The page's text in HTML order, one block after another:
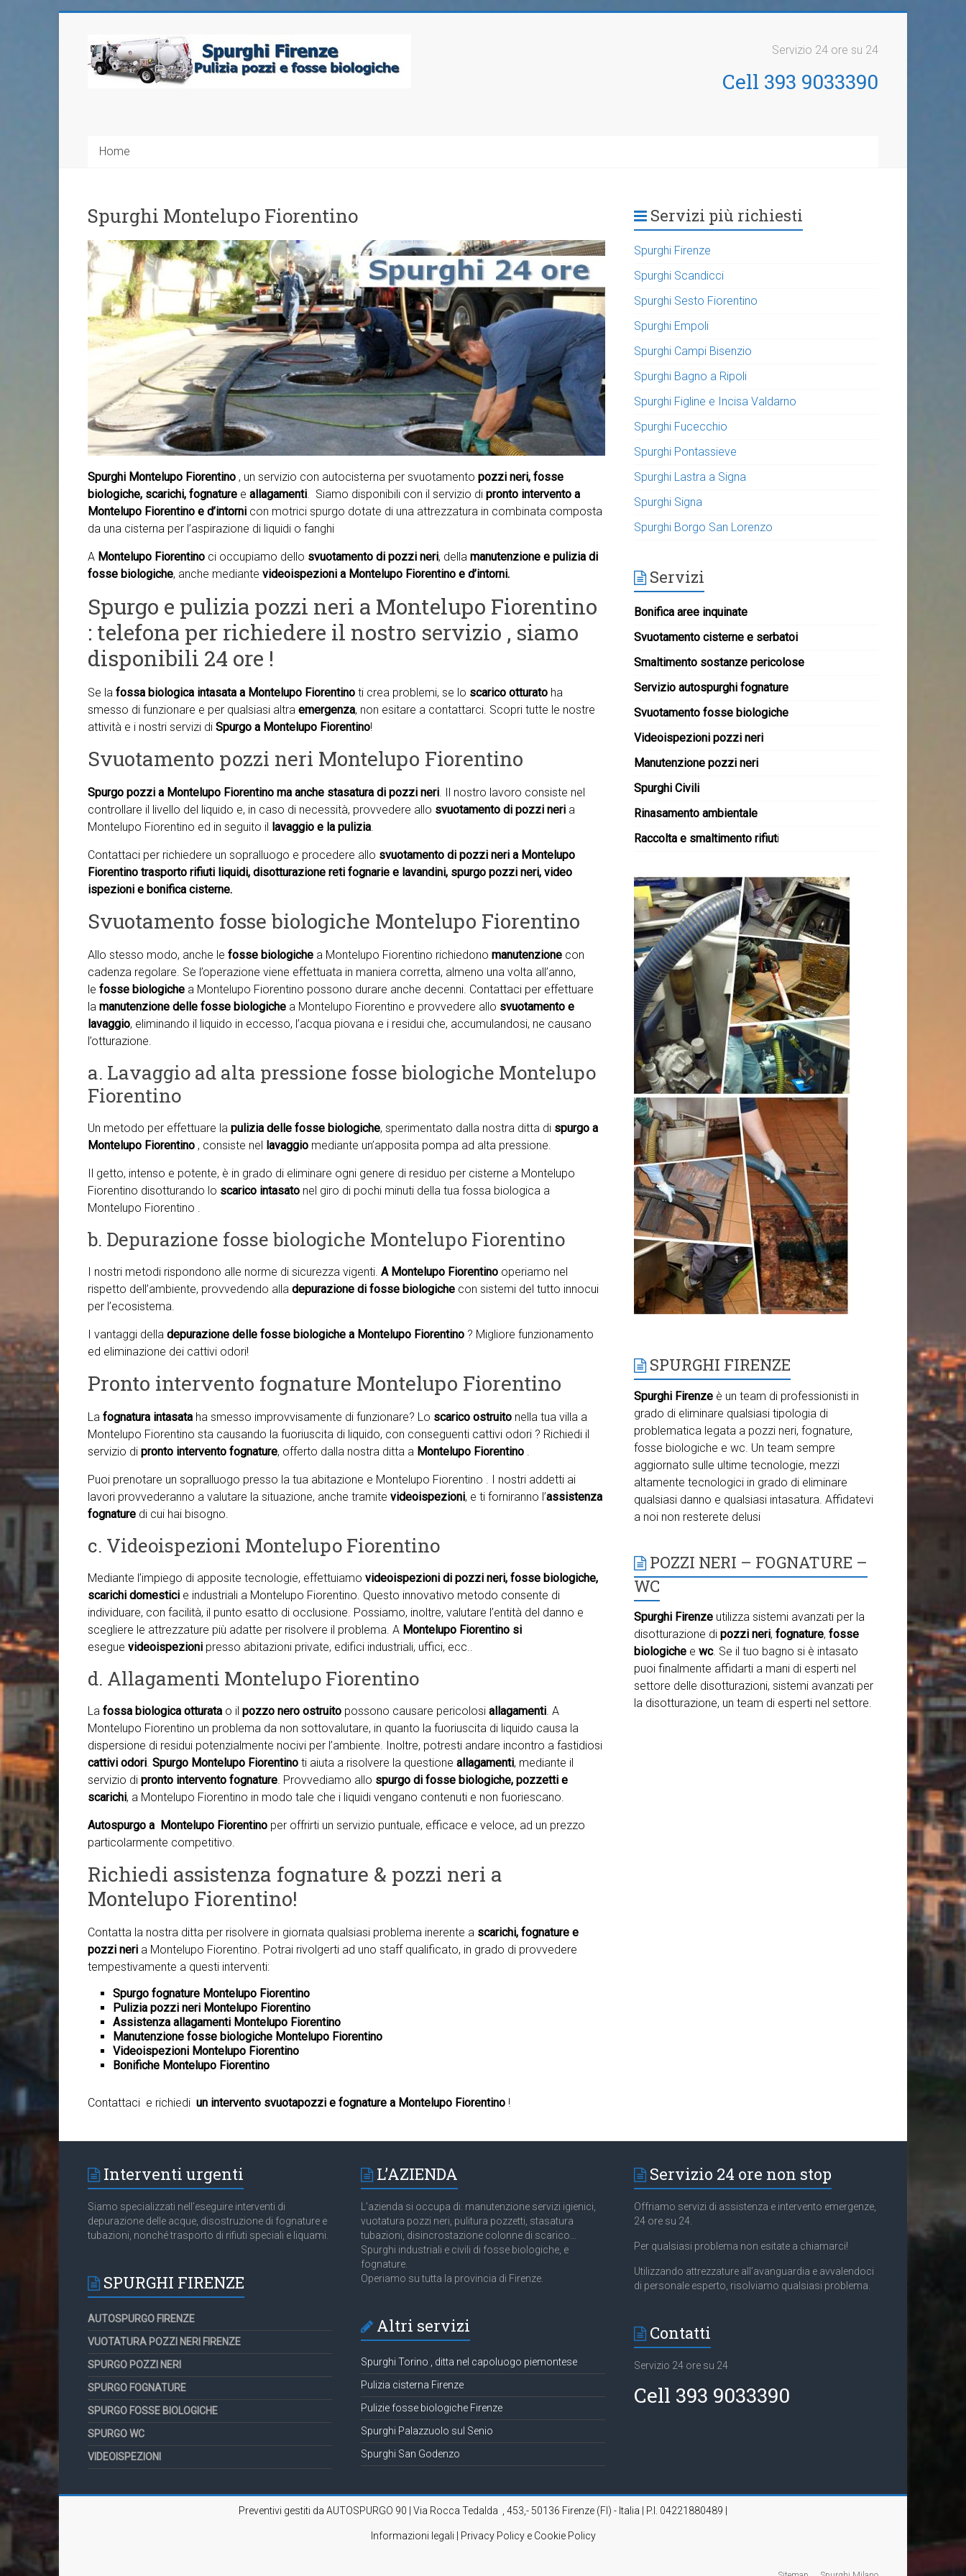
Servizio 24 ore su 24
Cell 393 9033390
Home
Spurghi Montelupo Fiorentino
Spurghi Montelupo Fiorentino , un servizio con autocisterna per svuotamento pozzi neri, fosse
biologiche, scarichi, fognature e allagamenti. Siamo disponibili con il servizio di pronto intervento a
Montelupo Fiorentino e d’intorni con motrici spurgo dotate di una attrezzatura in combinata composta
da una cisterna per l’aspirazione di liquidi o fanghi
A Montelupo Fiorentino ci occupiamo dello svuotamento di pozzi neri, della manutenzione e pulizia di
fosse biologiche, anche mediante videoispezioni a Montelupo Fiorentino e d’intorni.
Spurgo e pulizia pozzi neri a Montelupo Fiorentino
: telefona per richiedere il nostro servizio , siamo
disponibili 24 ore !
Se la fossa biologica intasata a Montelupo Fiorentino ti crea problemi, se lo scarico otturato ha
smesso di funzionare e per qualsiasi altra emergenza, non esitare a contattarci. Scopri tutte le nostre
attività e i nostri servizi di Spurgo a Montelupo Fiorentino!
Svuotamento pozzi neri Montelupo Fiorentino
Spurgo pozzi a Montelupo Fiorentino ma anche stasatura di pozzi neri. Il nostro lavoro consiste nel
controllare il livello del liquido e, in caso di necessità, provvedere allo svuotamento di pozzi neri a
Montelupo Fiorentino ed in seguito il lavaggio e la pulizia.
Contattaci per richiedere un sopralluogo e procedere allo svuotamento di pozzi neri a Montelupo
Fiorentino trasporto rifiuti liquidi, disotturazione reti fognarie e lavandini, spurgo pozzi neri, video
ispezioni e bonifica cisterne.
Svuotamento fosse biologiche Montelupo Fiorentino
Allo stesso modo, anche le fosse biologiche a Montelupo Fiorentino richiedono manutenzione con
cadenza regolare. Se l’operazione viene effettuata in maniera corretta, almeno una volta all’anno,
le fosse biologiche a Montelupo Fiorentino possono durare anche decenni. Contattaci per effettuare
la manutenzione delle fosse biologiche a Montelupo Fiorentino e provvedere allo svuotamento e
lavaggio, eliminando il liquido in eccesso, l’acqua piovana e i residui che, accumulandosi, ne causano
l’otturazione.
a. Lavaggio ad alta pressione fosse biologiche Montelupo
Fiorentino
Un metodo per effettuare la pulizia delle fosse biologiche, sperimentato dalla nostra ditta di spurgo a
Montelupo Fiorentino , consiste nel lavaggio mediante un’apposita pompa ad alta pressione.
Il getto, intenso e potente, è in grado di eliminare ogni genere di residuo per cisterne a Montelupo
Fiorentino disotturando lo scarico intasato nel giro di pochi minuti della tua fossa biologica a
Montelupo Fiorentino .
b. Depurazione fosse biologiche Montelupo Fiorentino
I nostri metodi rispondono alle norme di sicurezza vigenti. A Montelupo Fiorentino operiamo nel
rispetto dell’ambiente, provvedendo alla depurazione di fosse biologiche con sistemi del tutto innocui
per l’ecosistema.
I vantaggi della depurazione delle fosse biologiche a Montelupo Fiorentino ? Migliore funzionamento
ed eliminazione dei cattivi odori!
Pronto intervento fognature Montelupo Fiorentino
La fognatura intasata ha smesso improvvisamente di funzionare? Lo scarico ostruito nella tua villa a
Montelupo Fiorentino sta causando la fuoriuscita di liquido, con conseguenti cattivi odori ? Richiedi il
servizio di pronto intervento fognature, offerto dalla nostra ditta a Montelupo Fiorentino .
Puoi prenotare un sopralluogo presso la tua abitazione e Montelupo Fiorentino . I nostri addetti ai
lavori provvederanno a valutare la situazione, anche tramite videoispezioni, e ti forniranno l’assistenza
fognature di cui hai bisogno.
c. Videoispezioni Montelupo Fiorentino
Mediante l’impiego di apposite tecnologie, effettuiamo videoispezioni di pozzi neri, fosse biologiche,
scarichi domestici e industriali a Montelupo Fiorentino. Questo innovativo metodo consente di
individuare, con facilità, il punto esatto di occlusione. Possiamo, inoltre, valutare l’entità del danno e
scegliere le attrezzature più adatte per risolvere il problema. A Montelupo Fiorentino si
esegue videoispezioni presso abitazioni private, edifici industriali, uffici, ecc..
d. Allagamenti Montelupo Fiorentino
La fossa biologica otturata o il pozzo nero ostruito possono causare pericolosi allagamenti. A
Montelupo Fiorentino un problema da non sottovalutare, in quanto la fuoriuscita di liquido causa la
dispersione di residui potenzialmente nocivi per l’ambiente. Inoltre, potresti andare incontro a fastidiosi
cattivi odori. Spurgo Montelupo Fiorentino ti aiuta a risolvere la questione allagamenti, mediante il
servizio di pronto intervento fognature. Provvediamo allo spurgo di fosse biologiche, pozzetti e
scarichi, a Montelupo Fiorentino in modo tale che i liquidi vengano contenuti e non fuoriescano.
Autospurgo a Montelupo Fiorentino per offrirti un servizio puntuale, efficace e veloce, ad un prezzo
particolarmente competitivo.
Richiedi assistenza fognature & pozzi neri a
Montelupo Fiorentino!
Contatta la nostra ditta per risolvere in giornata qualsiasi problema inerente a scarichi, fognature e
pozzi neri a Montelupo Fiorentino. Potrai rivolgerti ad uno staff qualificato, in grado di provvedere
tempestivamente a questi interventi:
Spurgo fognature Montelupo Fiorentino
Pulizia pozzi neri Montelupo Fiorentino
Assistenza allagamenti Montelupo Fiorentino
Manutenzione fosse biologiche Montelupo Fiorentino
Videoispezioni Montelupo Fiorentino
Bonifiche Montelupo Fiorentino
Contattaci e richiedi un intervento svuotapozzi e fognature a Montelupo Fiorentino !
Servizi più richiesti
Spurghi Firenze
Spurghi Scandicci
Spurghi Sesto Fiorentino
Spurghi Empoli
Spurghi Campi Bisenzio
Spurghi Bagno a Ripoli
Spurghi Figline e Incisa Valdarno
Spurghi Fucecchio
Spurghi Pontassieve
Spurghi Lastra a Signa
Spurghi Signa
Spurghi Borgo San Lorenzo
Servizi
Bonifica aree inquinate
Svuotamento cisterne e serbatoi
Smaltimento sostanze pericolose
Servizio autospurghi fognature
Svuotamento fosse biologiche
Videoispezioni pozzi neri
Manutenzione pozzi neri
Spurghi Civili
Rinasamento ambientale
Raccolta e smaltimento rifiuti
SPURGHI FIRENZE
Spurghi Firenze è un team di professionisti in
grado di eliminare qualsiasi tipologia di
problematica legata a pozzi neri, fognature,
fosse biologiche e wc. Un team sempre
aggiornato sulle ultime tecnologie, mezzi
altamente tecnologici in grado di eliminare
qualsiasi danno e qualsiasi intasatura. Affidatevi
a noi non resterete delusi
POZZI NERI – FOGNATURE –
WC
Spurghi Firenze utilizza sistemi avanzati per la
disotturazione dipozzi neri,fognature,fosse
biologiche ewc. Se il tuo bagno si è intasato
puoi finalmente affidarti a mani di esperti nel
settore delle disotturazioni, sistemi avanzati per
la disotturazione, un team di esperti nel settore.
Interventi urgenti
Siamo specializzati nell’eseguire interventi di
depurazione delle acque, disostruzione di fognature e
tubazioni, nonché trasporto di rifiuti speciali e liquami.
SPURGHI FIRENZE
AUTOSPURGO FIRENZE
VUOTATURA POZZI NERI FIRENZE
SPURGO POZZI NERI
SPURGO FOGNATURE
SPURGO FOSSE BIOLOGICHE
SPURGO WC
VIDEOISPEZIONI
L’AZIENDA
L’azienda si occupa di: manutenzione servizi igienici,
vuotatura pozzi neri, pulitura pozzetti, stasatura
tubazioni, disincrostazione colonne di scarico…
Spurghi industriali e civili di fosse biologiche, e
fognature.
Operiamo su tutta la provincia di Firenze.
Altri servizi
Spurghi Torino , ditta nel capoluogo piemontese
Pulizia cisterna Firenze
Pulizie fosse biologiche Firenze
Spurghi Palazzuolo sul Senio
Spurghi San Godenzo
Servizio 24 ore non stop
Offriamo servizi di assistenza e intervento emergenze,
24 ore su 24.
Per qualsiasi problema non esitate a chiamarci!
Utilizzando attrezzature all’avanguardia e avvalendoci
di personale esperto, risolviamo qualsiasi problema.
Contatti
Servizio 24 ore su 24
Cell 393 9033390
Preventivi gestiti da AUTOSPURGO 90 | Via Rocca Tedalda , 453,- 50136 Firenze (FI) - Italia | P.I. 04221880489 |
Informazioni legali | Privacy Policy e Cookie Policy